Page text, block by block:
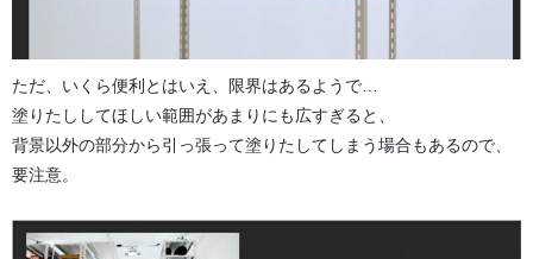
ただ、いくら便利とはいえ、限界はあるようで…
塗りたししてほしい範囲があまりにも広すぎると、
背景以外の部分から引っ張って塗りたしてしまう場合もあるので、
要注意。